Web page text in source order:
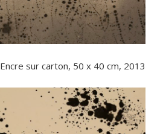
Encre sur carton, 50 x 40 cm, 2013